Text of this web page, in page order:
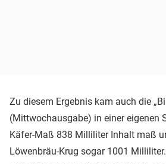
Zu diesem Ergebnis kam auch die
(Mittwochausgabe) in einer eigenen
Käfer-Maß 838 Milliliter Inhalt maß
Löwenbräu-Krug sogar 1001